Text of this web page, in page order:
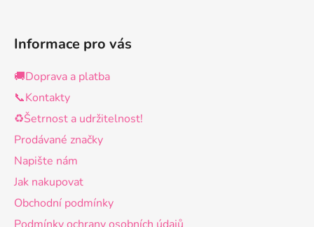
Informace pro vás
🚚Doprava a platba
📞Kontakty
♻️Šetrnost a udržitelnost!
Prodávané značky
Napište nám
Jak nakupovat
Obchodní podmínky